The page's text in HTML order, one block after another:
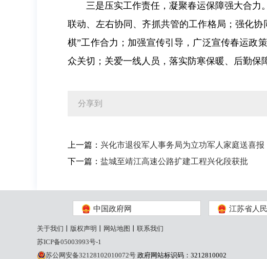
三是压实工作责任，凝聚春运保障强大合力。
联动、左右协同、齐抓共管的工作格局；强化
棋”工作合力；加强宣传引导，广泛宣传春运政
众关切； 关爱一线人员，落实防寒保暖、后勤保
分享到
上一篇： 兴化市退役军人事务局为立功军人家庭送喜报
下一篇： 盐城至靖江高速公路扩建工程兴化段获批
中国政府网 江苏省人
关于我们 版权声明 网站地图
联系我们
苏ICP备05003993号-1
苏公网安备32128102010072号 政府网站标识码：3212810002